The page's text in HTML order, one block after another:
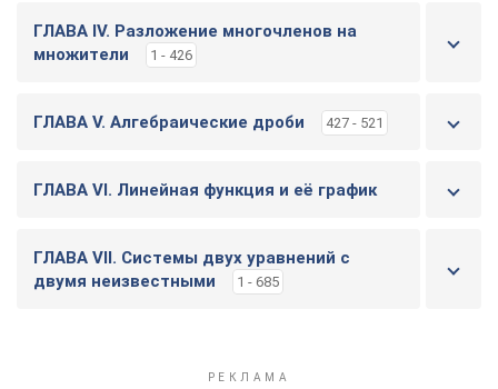
ГЛАВА IV. Разложение многочленов на
множители
1 - 426
ГЛАВА V. Алгебраические дроби 427 - 521
ГЛАВА VI. Линейная функция и её график
ГЛАВА VII. Системы двух уравнений с
двумя неизвестными
1 - 685